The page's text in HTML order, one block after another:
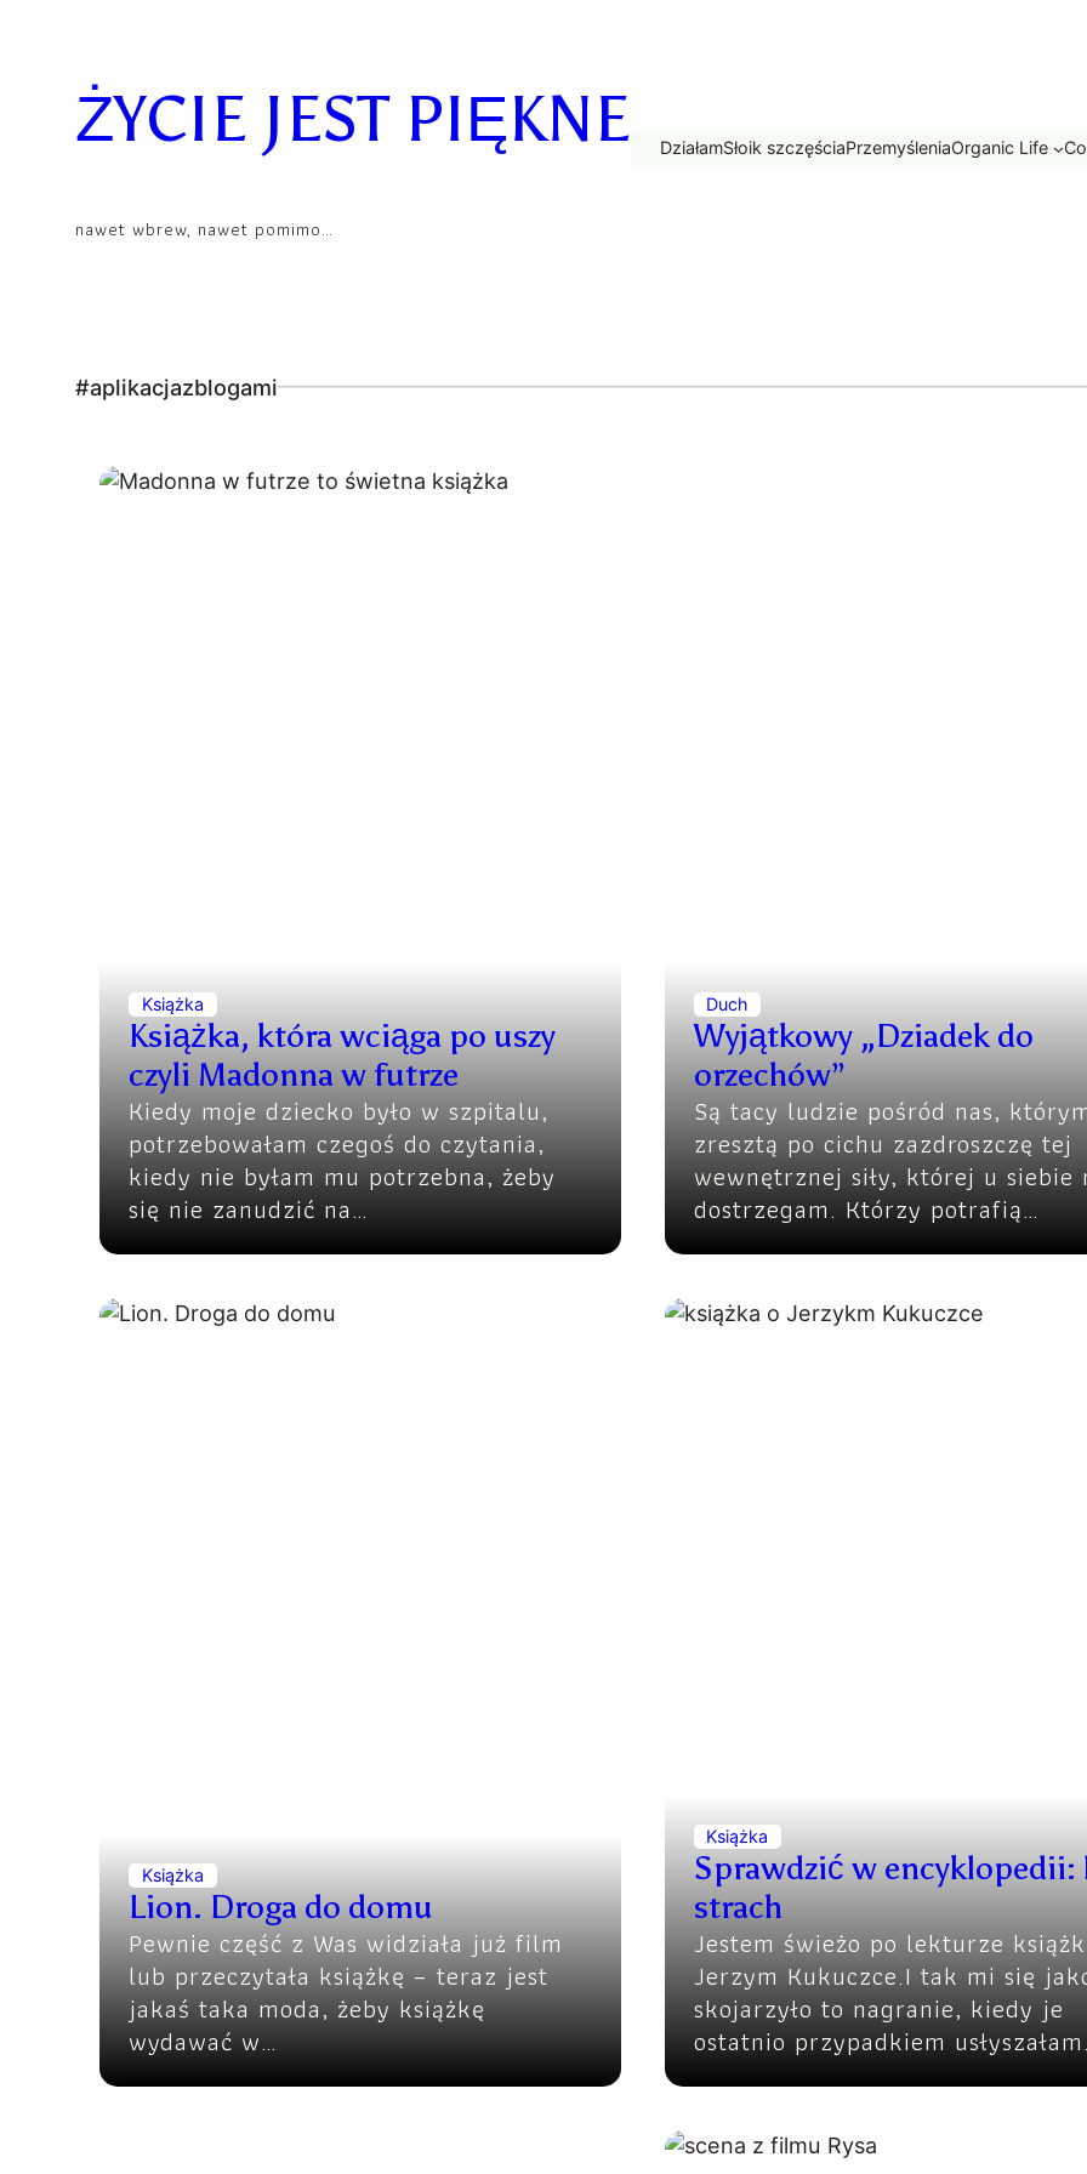
ŻYCIE JEST PIĘKNE
nawet wbrew, nawet pomimo…
DziałamSłoik szczęściaPrzemyśleniaOrganic Life
#aplikacjazblogami
Książka
Książka, która wciąga po uszy
czyli Madonna w futrze
Kiedy moje dziecko było w szpitalu,
potrzebowałam czegoś do czytania,
kiedy nie byłam mu potrzebna, żeby
się nie zanudzić na…
Duch
Wyjątkowy „Dziadek do
orzechów”
Są tacy ludzie pośród nas,
zresztą po cichu zazdroszczę tej
wewnętrznej siły, której u siebie
dostrzegam. Którzy potrafią…
Książka
Lion. Droga do domu
Pewnie część z Was widziała już film
lub przeczytała książkę – teraz jest
jakaś taka moda, żeby książkę
wydawać w…
Książka
Sprawdzić w encyklopedii:
strach
Jestem świeżo po lekturze
Jerzym Kukuczce.I tak mi się
skojarzyło to nagranie, kiedy je
ostatnio przypadkiem